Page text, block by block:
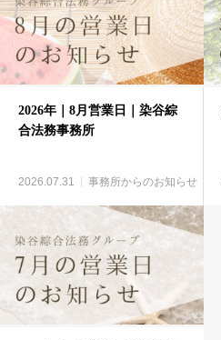
2026年｜8月営業日｜染谷綜
合法務事務所
2026.07.31 事務所からのお知らせ